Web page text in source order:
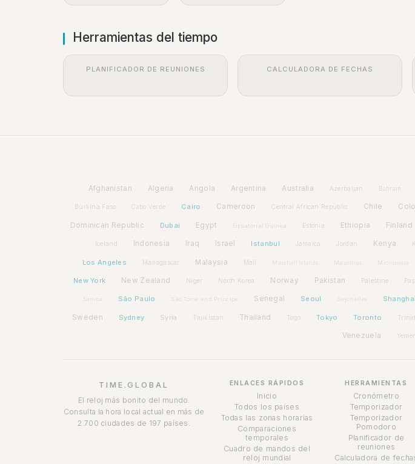
Herramientas del tiempo
PLANIFICADOR DE REUNIONES CALCULADORA DE FECHAS
Afghanistan Algeria Angola Argentina Australia Azerbaijan Bahrain
Burkina Faso Cabo Verde Cairo Cameroon Central African Republic Chile
Dominican Republic Dubai Egypt Equatorial Guinea Estonia Ethiopia Finland
Iceland Indonesia Iraq Israel Istanbul Jamaica Jordan Kenya
Los Angeles Madagascar Malaysia Mali Mauritius Micronesia
New York New Zealand Niger North Korea Norway Pakistan Palestine
Samoa São Paulo São Tomé and Príncipe Senegal Seoul Seychelles Shanghai
Sweden Sydney Syria Tajikistan Thailand Togo Tokyo Toronto
Venezuela
TIME.GLOBAL
El reloj más bonito del mundo.
Consulta la hora local actual en más de
2.700 ciudades de 197 países.
ENLACES RÁPIDOS
Inicio
Todos los países
Todas las zonas horarias
Comparaciones
temporales
Cuadro de mandos del
reloj mundial
HERRAMIENTAS
Cronómetro
Temporizador
Temporizador
Pomodoro
Planificador de
reuniones
Calculadora de